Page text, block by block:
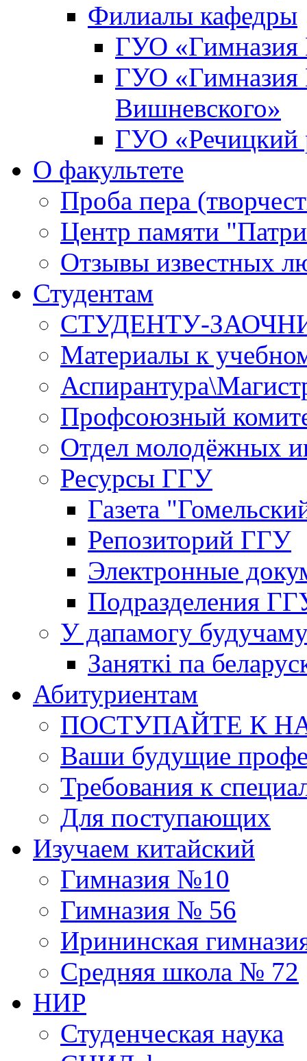
Филиалы кафедры
ГУО «Гимназия
ГУО
Вишневского»
ГУО «Речицкий
О факультете
Проба пера
Центр памяти
Отзывы известных
Студентам
СТУДЕНТУ-
Материалы к
Профсоюзный
Отдел молодёжных
Ресурсы ГГУ
Газета
Репозиторий ГГУ
Электронные
Подразделения
У дапамогу
Заняткi па
Абитуриентам
ПОСТУПАЙТЕ К
Ваши будущие
Требования к
Для поступающих
Изучаем китайский
Гимназия №10
Гимназия № 56
Ирининская
Средняя школа № 72
НИР
Студенческая наука